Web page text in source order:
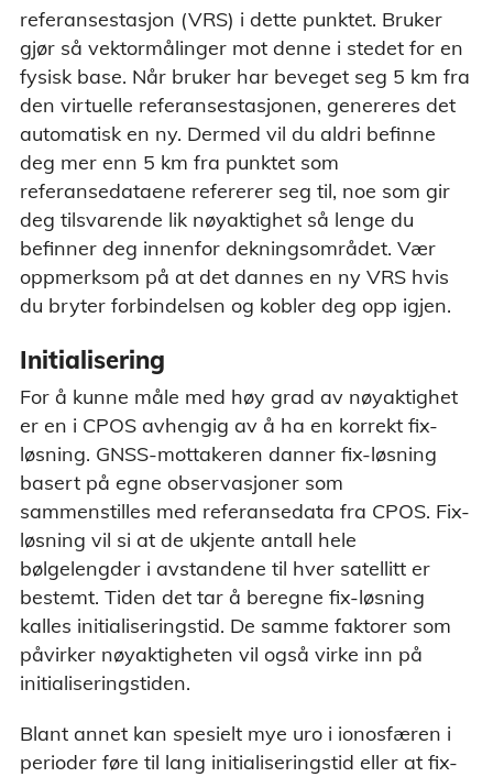
referansestasjon (VRS) i dette punktet. Bruker
gjør så vektormålinger mot denne i stedet for en
fysisk base. Når bruker har beveget seg 5 km fra
den virtuelle referansestasjonen, genereres det
automatisk en ny. Dermed vil du aldri befinne
deg mer enn 5 km fra punktet som
referansedataene refererer seg til, noe som gir
deg tilsvarende lik nøyaktighet så lenge du
befinner deg innenfor dekningsområdet. Vær
oppmerksom på at det dannes en ny VRS hvis
du bryter forbindelsen og kobler deg opp igjen.
Initialisering
For å kunne måle med høy grad av nøyaktighet
er en i CPOS avhengig av å ha en korrekt fix-
løsning. GNSS-mottakeren danner fix-løsning
basert på egne observasjoner som
sammenstilles med referansedata fra CPOS. Fix-
løsning vil si at de ukjente antall hele
bølgelengder i avstandene til hver satellitt er
bestemt. Tiden det tar å beregne fix-løsning
kalles initialiseringstid. De samme faktorer som
påvirker nøyaktigheten vil også virke inn på
initialiseringstiden.
Blant annet kan spesielt mye uro i ionosfæren i
perioder føre til lang initialiseringstid eller at fix-